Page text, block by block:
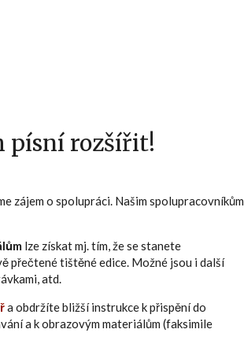
písní rozšířit!
zájem o spolupráci. Našim spolupracovníkům
lze získat mj. tím, že se stanete
přečtené tištěné edice. Možné jsou i další
atd.
a obdržíte bližší instrukce k přispění do
a k obrazovým materiálům (faksimile